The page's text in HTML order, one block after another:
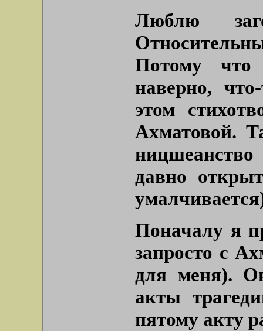
Люблю
Потому что
наверно,
этом
Ахматовой.
давно
Поначалу я
запросто с
для меня).
акты
пятому акту